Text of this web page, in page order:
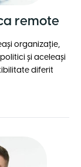
remote
organizație,
și aceleași
diferit